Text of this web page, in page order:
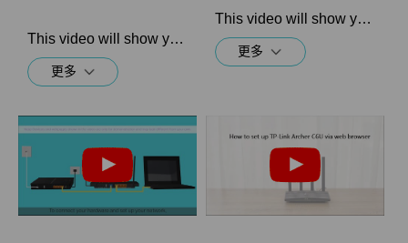
This video will show you how to set up Address Reservation on TP-Link routers.
更多
This video will show you how to set up PPTP VPN on a TP-Link Wi-Fi router. For more information, visit www.tp-link.com/support
更多